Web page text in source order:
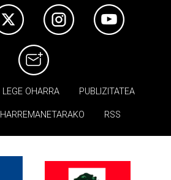
LEGE OHARRA PUBLIZITATEA
HARREMANETARAKO RSS